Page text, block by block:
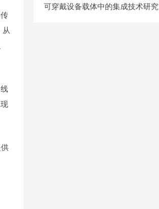
从
可穿戴设备载体中的集成技术研究